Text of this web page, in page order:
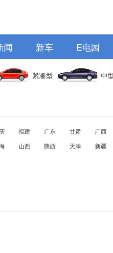
闻 新车 E电园
紧凑型 中
福建 广东 甘肃
广西
山西 陕西 天津 新疆